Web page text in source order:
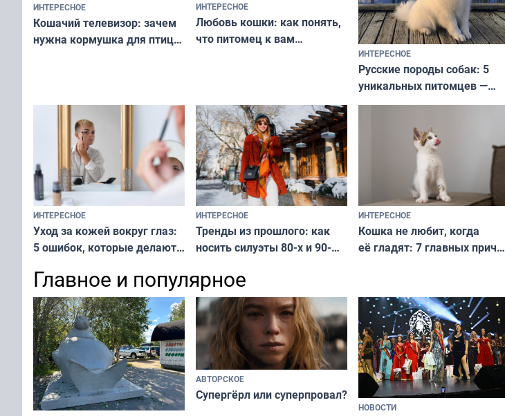
ИНТЕРЕСНОЕ
Кошачий телевизор: зачем
нужна кормушка для птиц
ИНТЕРЕСНОЕ
Любовь кошки: как понять,
что питомец к вам
ИНТЕРЕСНОЕ
Русские породы собак: 5
уникальных питомцев —
национальные сокровища
и характером
ИНТЕРЕСНОЕ
Уход за кожей вокруг глаз:
5 ошибок, которые делают
и вернуть свежий взгляд
без дорогих средств
ИНТЕРЕСНОЕ
Тренды из прошлого: как
носить силуэты 80-х и 90-
современно и стильно без
переплат
ИНТЕРЕСНОЕ
Кошка не любит, когда
её гладят: 7 главных причин
независимому питомцу
Главное и популярное
АВТОРСКОЕ
Супергёрл или суперпровал?
НОВОСТИ